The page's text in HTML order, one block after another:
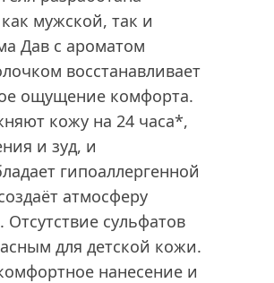
мужской, так и
Дав с ароматом
восстанавливает
ощущение комфорта.
кожу на 24 часа*,
и зуд, и
гипоаллергенной
атмосферу
сульфатов
для детской кожи.
нанесение и